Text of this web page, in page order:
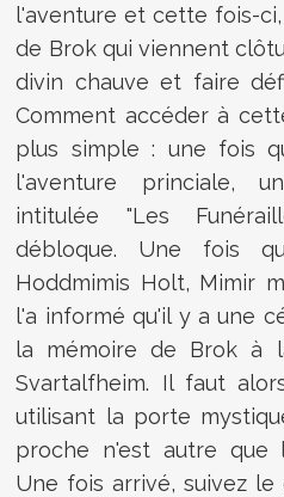
l'aventure et cette fois-
de Brok qui viennent
divin chauve et faire
Comment accéder à
plus simple : une fois
l'aventure princiale,
intitulée "Les
débloque. Une fois
Hoddmimis Holt, Mimir
l'a informé qu'il y a une
la mémoire de Brok à
Svartalfheim. Il faut
utilisant la porte
proche n'est autre que
Une fois arrivé, suivez le